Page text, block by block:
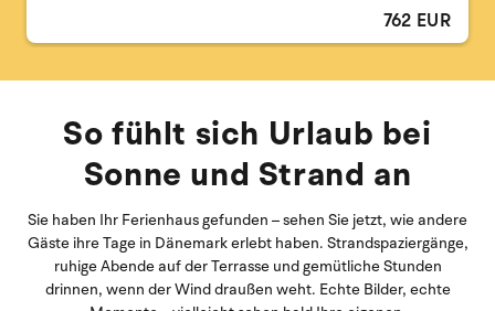
762 EUR
So fühlt sich Urlaub bei
Sonne und Strand an
Sie haben Ihr Ferienhaus gefunden – sehen Sie jetzt, wie andere
Gäste ihre Tage in Dänemark erlebt haben. Strandspaziergänge,
ruhige Abende auf der Terrasse und gemütliche Stunden
drinnen, wenn der Wind draußen weht. Echte Bilder, echte